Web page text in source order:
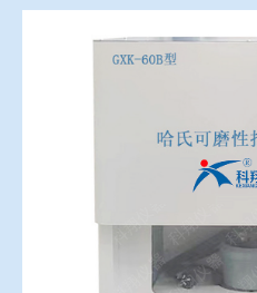
冶金渣、保护渣等高温物性检测设备
矿石、焦炭物理检测及制样设备
标准下载